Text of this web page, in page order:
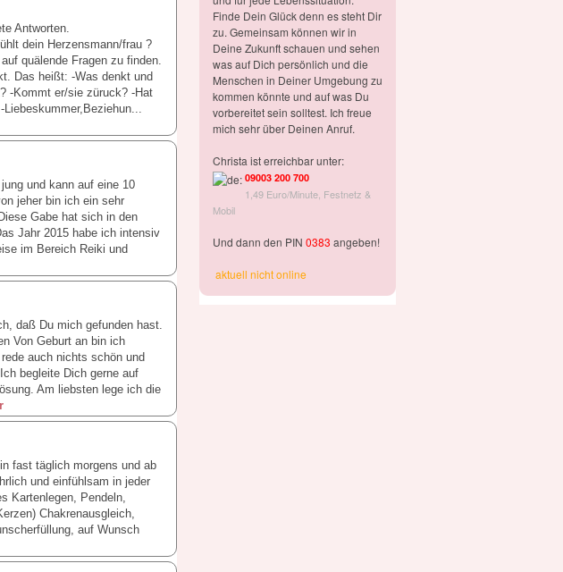
Antworten.
dein Herzensmann/frau ?
quälende Fragen zu finden.
Das heißt: -Was denkt und
-Kommt er/sie züruck? -Hat
und kann auf eine 10
jeher bin ich ein sehr
Gabe hat sich in den
Jahr 2015 habe ich intensiv
im Bereich Reiki und
daß Du mich gefunden hast.
Von Geburt an bin ich
auch nichts schön und
begleite Dich gerne auf
Am liebsten lege ich die
fast täglich morgens und ab
und einfühlsam in jeder
Kartenlegen, Pendeln,
Chakrenausgleich,
auf Wunsch
Finde Dein Glück denn es steht Dir
zu. Gemeinsam können wir in
Deine Zukunft schauen und sehen
was auf Dich persönlich und die
Menschen in Deiner Umgebung zu
kommen könnte und auf was Du
vorbereitet sein solltest. Ich freue
mich sehr über Deinen Anruf.
Christa ist erreichbar unter:
09003 200 700
1,49 Euro/Minute, Festnetz &
Mobil
Und dann den PIN 0383 angeben!
aktuell nicht online